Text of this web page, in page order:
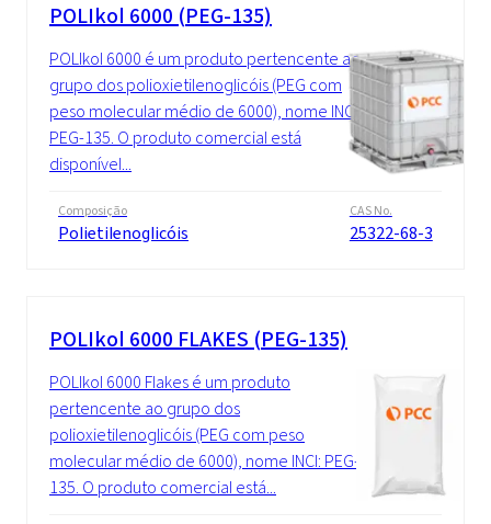
POLIkol 6000 (PEG-135)
POLIkol 6000 é um produto pertencente ao
grupo dos polioxietilenoglicóis (PEG com
peso molecular médio de 6000), nome INCI:
PEG-135. O produto comercial está
disponível...
Composição
Polietilenoglicóis
CAS No.
25322-68-3
POLIkol 6000 FLAKES (PEG-135)
POLIkol 6000 Flakes é um produto
pertencente ao grupo dos
polioxietilenoglicóis (PEG com peso
molecular médio de 6000), nome INCI: PEG-
135. O produto comercial está...